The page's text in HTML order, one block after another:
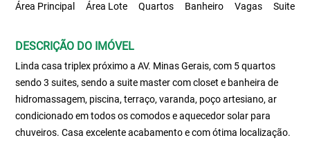
Área Principal
Área Lote
Quartos
Banheiro
Vagas
Suite
DESCRIÇÃO DO IMÓVEL
Linda casa triplex próximo a AV. Minas Gerais, com 5 quartos
sendo 3 suites, sendo a suite master com closet e banheira de
hidromassagem, piscina, terraço, varanda, poço artesiano, ar
condicionado em todos os comodos e aquecedor solar para
chuveiros. Casa excelente acabamento e com ótima localização.